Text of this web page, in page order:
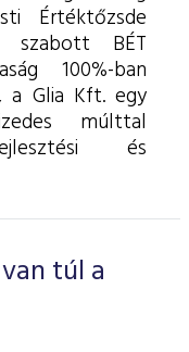
Értéktőzsde
szabott BÉT
100%-ban
a Glia Kft. egy
múlttal
és
túl a